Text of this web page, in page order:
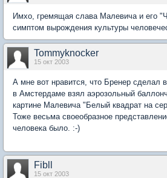
Имхо, гремящая слава Малевича и его
симптом вырождения культуры
Tommyknocker
15 окт 2003
А мне вот нравится, что Бренер сделал
в Амстердаме взял аэрозольный
картине Малевича "Белый квадрат на
Тоже весьма своеобразное
человека было. :-)
Fibll
15 окт 2003